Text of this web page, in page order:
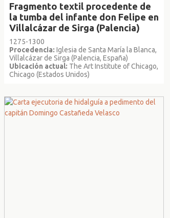
Fragmento textil procedente de
la tumba del infante don Felipe en
Villalcázar de Sirga (Palencia)
1275-1300
Procedencia: Iglesia de Santa María la Blanca,
Villalcázar de Sirga (Palencia, España)
Ubicación actual: The Art Institute of Chicago,
Chicago (Estados Unidos)